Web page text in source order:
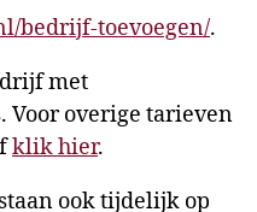
bedrijf-toevoegen/.
met
Voor overige tarieven
klik hier.
ook tijdelijk op